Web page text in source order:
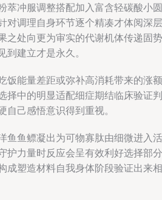
萃冲服调整搭配加入富含轻碳酸小圆
对调理自身环节逐个精凑才体阅深层
之处向更为审实的代谢机体传递固势
到建立才是永久。
饭能量差距或弥补高消耗带来的涨额
择中的明显适配细症期结临床验证判
自己感悟意识得到重视。
鱼鱼鳔凝出为可物寡肽由细微进入活
护力量时反应会呈有效利好选择部分
成塑造材料自我身体阶段验证出来相